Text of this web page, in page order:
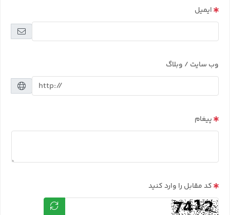
ایمیل
وب سایت / وبلاگ
پیغام
کد مقابل را وارد کنید